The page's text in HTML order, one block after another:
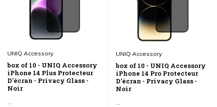
UNIQ Accessory
box of 10 - UNIQ Accessory
iPhone 14 Plus Protecteur
D'écran - Privacy Glass -
Noir
...
UNIQ Accessory
box of 10 - UNIQ Accessory
iPhone 14 Pro Protecteur
D'écran - Privacy Glass -
Noir
...